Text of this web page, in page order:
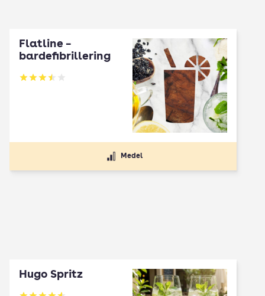
Flatline –
bardefibrillering
Betyg: 3.53 av 5
Medel
Hugo Spritz